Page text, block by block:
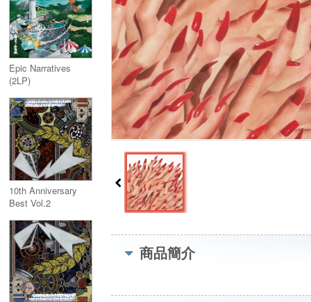
Epic Narratives
(2LP)
10th Anniversary
Best Vol.2
商品簡介